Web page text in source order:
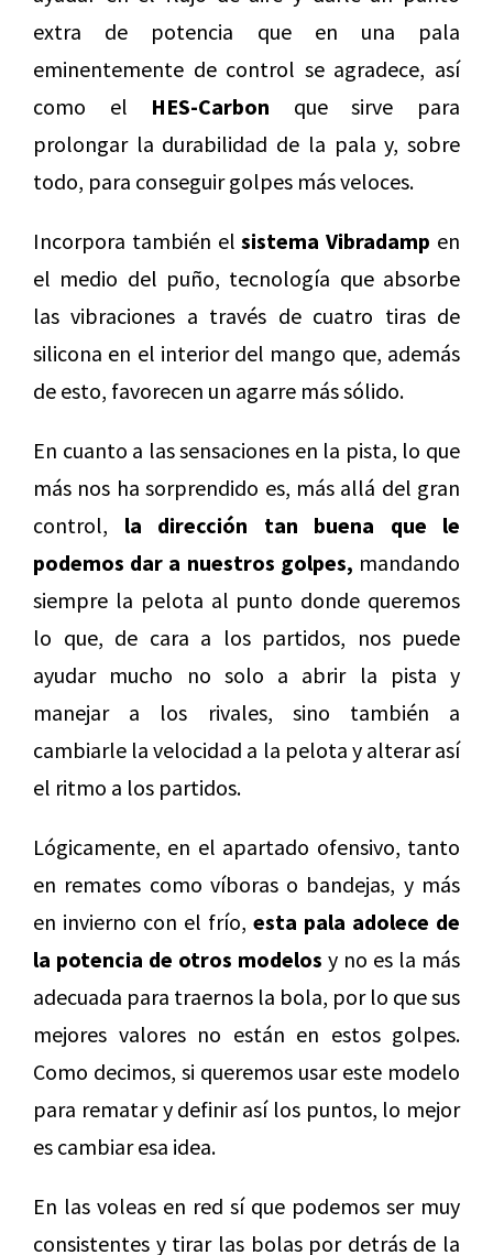
extra de potencia que en una pala
eminentemente de control se agradece, así
como el HES-Carbon que sirve para
prolongar la durabilidad de la pala y, sobre
todo, para conseguir golpes más veloces.
Incorpora también elsistema Vibradamp en
el medio del puño, tecnología que absorbe
las vibraciones a través de cuatro tiras de
silicona en el interior del mango que, además
de esto, favorecen un agarre más sólido.
En cuanto a las sensaciones en la pista, lo que
más nos ha sorprendido es, más allá del gran
control, la dirección tan buena que le
podemos dar a nuestros golpes, mandando
siempre la pelota al punto donde queremos
lo que, de cara a los partidos, nos puede
ayudar mucho no solo a abrir la pista y
manejar a los rivales, sino también a
cambiarle la velocidad a la pelota y alterar así
el ritmo a los partidos.
Lógicamente, en el apartado ofensivo, tanto
en remates como víboras o bandejas, y más
en invierno con el frío, esta pala adolece de
la potencia de otros modelos y no es la más
adecuada para traernos la bola, por lo que sus
mejores valores no están en estos golpes.
Como decimos, si queremos usar este modelo
para rematar y definir así los puntos, lo mejor
es cambiar esa idea.
En las voleas en red sí que podemos ser muy
consistentes y tirar las bolas por detrás de la